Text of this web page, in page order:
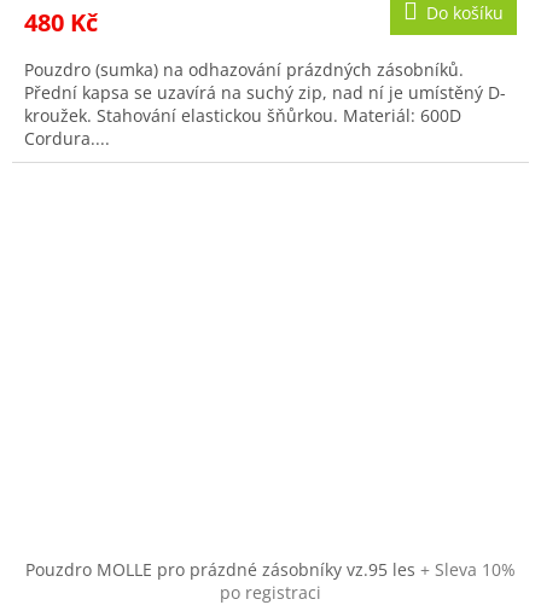
480 Kč Do košíku
Pouzdro (sumka) na odhazování prázdných zásobníků.
Přední kapsa se uzavírá na suchý zip, nad ní je umístěný D-
kroužek. Stahování elastickou šňůrkou. Materiál: 600D
Cordura....
Pouzdro MOLLE pro prázdné zásobníky vz.95 les + Sleva 10%
po registraci